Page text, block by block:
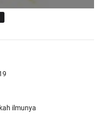
Prestasi di PMW
ilmunya